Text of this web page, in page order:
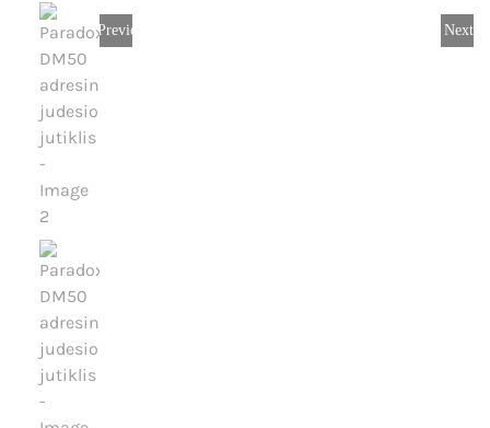
Įeigos kontrolė
Telefonspynės
Maitinimo šaltiniai
Kabeliai
Išpardavimas
Vartotojo
vardas:
Slaptažodis:
Prisiminti
mane
Registruotis
Previous Next